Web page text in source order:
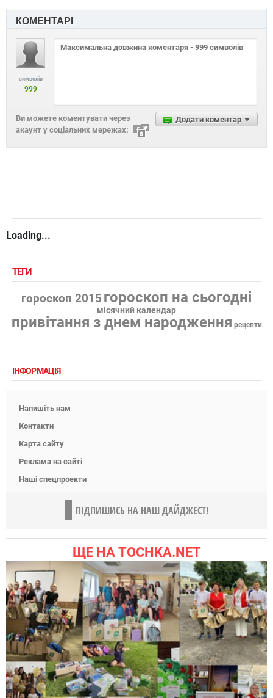
КОМЕНТАРІ
символів
999
Додати коментар
Ви можете коментувати через
акаунт у соціальних мережах:
Loading...
ТЕГИ
гороскоп 2015 гороскоп на сьогодні
місячний календар
привітання з днем народження рецепти
ІНФОРМАЦІЯ
Напишіть нам
Контакти
Карта сайту
Реклама на сайті
Наші спецпроекти
ПІДПИШИСЬ НА НАШ ДАЙДЖЕСТ!
ЩЕ НА TOCHKA.NET